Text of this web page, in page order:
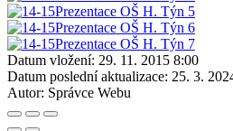
Datum vložení: 29. 11. 2015 8:00
Datum poslední aktualizace: 25. 3.
Autor: Správce Webu